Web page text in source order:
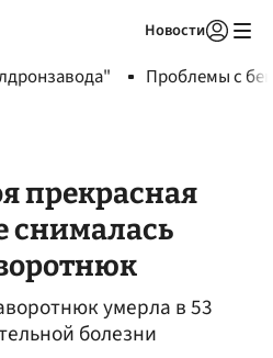
Новости
Проблемы с
прекрасная
снималась
умерла в 53
болезни